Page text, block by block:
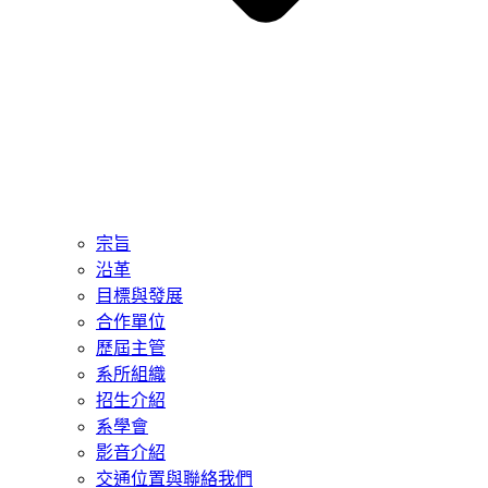
宗旨
沿革
目標與發展
合作單位
歷屆主管
系所組織
招生介紹
系學會
影音介紹
交通位置與聯絡我們